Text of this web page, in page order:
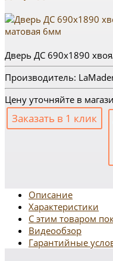
Дверь ДС 690х1890
Производитель:
Цену уточняйте в
Заказать в 1 клик
Описание
Характеристики
С этим товаром
Видеообзор
Гарантийные